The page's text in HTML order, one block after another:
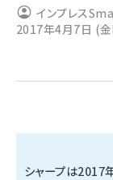
新井
新井宏
大串
aitras
インプレス
2017年4月7日 (
シャープは2017